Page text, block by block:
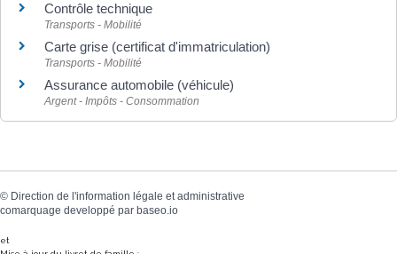
Contrôle technique
Transports - Mobilité
Carte grise (certificat d'immatriculation)
Transports - Mobilité
Assurance automobile (véhicule)
Argent - Impôts - Consommation
© Direction de l'information légale et administrative
comarquage developpé par baseo.io
et